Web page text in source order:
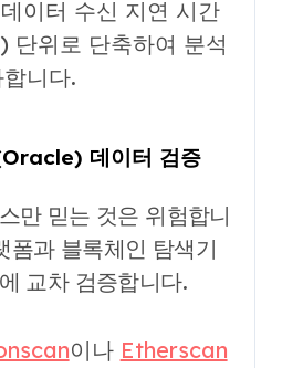
이터 수신 지연 시간
단위로 단축하여 분석
니다.
데이터 검증
만 믿는 것은 위험합니
폼과 블록체인 탐색기
교차 검증합니다.
이나 Etherscan